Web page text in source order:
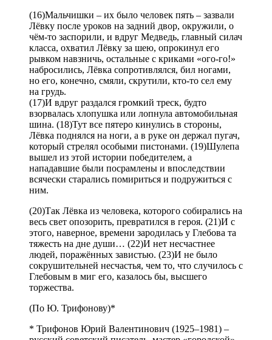
(16)Мальчишки – их было человек пять – зазвали
Лёвку после уроков на задний двор, окружили, о
чём-то заспорили, и вдруг Медведь, главный силач
класса, охватил Лёвку за шею, опрокинул его
рывком навзничь, остальные с криками «ого-го!»
набросились, Лёвка сопротивлялся, бил ногами,
но его, конечно, смяли, скрутили, кто-то сел ему
на грудь.
(17)И вдруг раздался громкий треск, будто
взорвалась хлопушка или лопнула автомобильная
шина. (18)Тут все пятеро кинулись в стороны,
Лёвка поднялся на ноги, а в руке он держал пугач,
который стрелял особыми пистонами. (19)Шулепа
вышел из этой истории победителем, а
нападавшие были посрамлены и впоследствии
всячески старались помириться и подружиться с
ним.
(20)Так Лёвка из человека, которого собирались на
весь свет опозорить, превратился в героя. (21)И с
этого, наверное, времени зародилась у Глебова та
тяжесть на дне души… (22)И нет несчастнее
людей, поражённых завистью. (23)И не было
сокрушительней несчастья, чем то, что случилось с
Глебовым в миг его, казалось бы, высшего
торжества.
(По Ю. Трифонову)*
* Трифонов Юрий Валентинович (1925–1981) –